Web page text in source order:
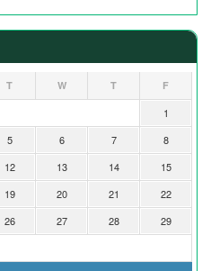
T W T F
1
5 6 7
8
12 13 14
15
19 20 21
22
26 27 28
29